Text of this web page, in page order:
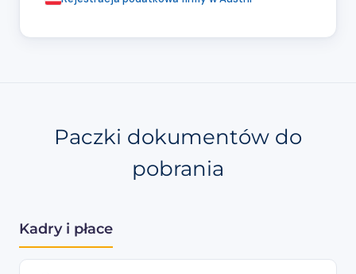
Paczki dokumentów do
pobrania
Kadry i płace